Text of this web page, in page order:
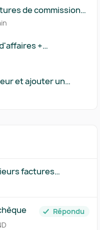
de commissions
+
et ajouter un
urgent
factures
devis
Répondu